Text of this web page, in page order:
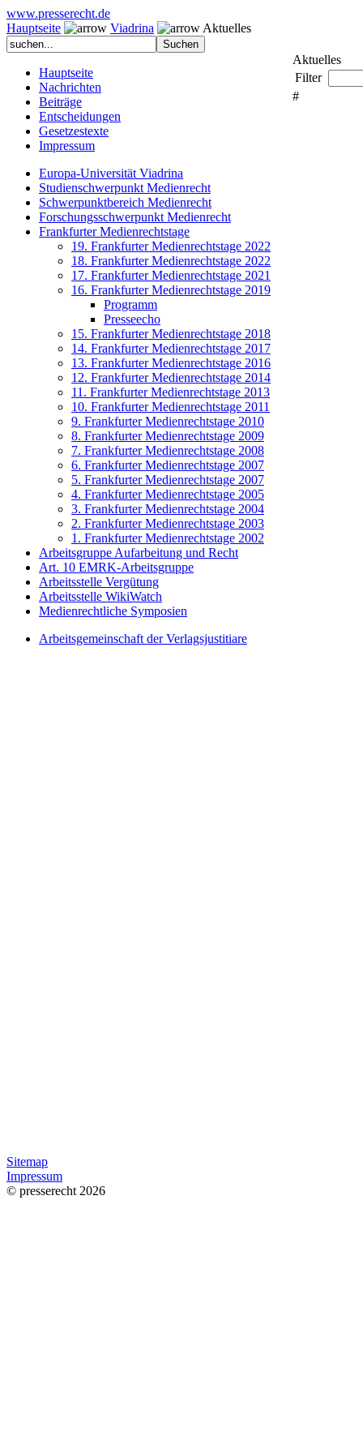
www.presserecht.de
Hauptseite
Viadrina Aktuelles
Hauptseite
Nachrichten
Beiträge
Entscheidungen
Gesetzestexte
Impressum
Europa-Universität Viadrina
Studienschwerpunkt Medienrecht
Schwerpunktbereich Medienrecht
Forschungsschwerpunkt Medienrecht
Frankfurter Medienrechtstage
19. Frankfurter Medienrechtstage 2022
18. Frankfurter Medienrechtstage 2022
17. Frankfurter Medienrechtstage 2021
16. Frankfurter Medienrechtstage 2019
Programm
Presseecho
15. Frankfurter Medienrechtstage 2018
14. Frankfurter Medienrechtstage 2017
13. Frankfurter Medienrechtstage 2016
12. Frankfurter Medienrechtstage 2014
11. Frankfurter Medienrechtstage 2013
10. Frankfurter Medienrechtstage 2011
9. Frankfurter Medienrechtstage 2010
8. Frankfurter Medienrechtstage 2009
7. Frankfurter Medienrechtstage 2008
6. Frankfurter Medienrechtstage 2007
5. Frankfurter Medienrechtstage 2007
4. Frankfurter Medienrechtstage 2005
3. Frankfurter Medienrechtstage 2004
2. Frankfurter Medienrechtstage 2003
1. Frankfurter Medienrechtstage 2002
Arbeitsgruppe Aufarbeitung und Recht
Art. 10 EMRK-Arbeitsgruppe
Arbeitsstelle Vergütung
Arbeitsstelle WikiWatch
Medienrechtliche Symposien
Arbeitsgemeinschaft der Verlagsjustitiare
Aktuelles
Filter
#
Sitemap
Impressum
© presserecht 2026